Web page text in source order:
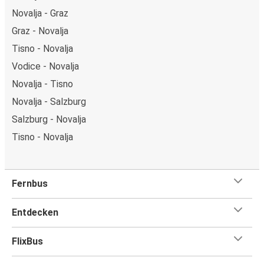
Novalja - Graz
Graz - Novalja
Tisno - Novalja
Vodice - Novalja
Novalja - Tisno
Novalja - Salzburg
Salzburg - Novalja
Tisno - Novalja
Fernbus
Entdecken
FlixBus